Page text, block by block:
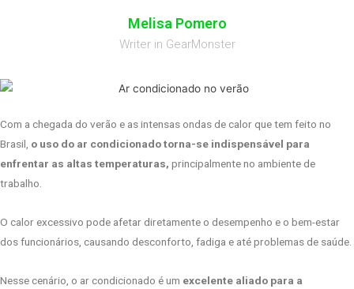
Melisa Pomero
Writer in GearMonster
Com a chegada do verão e as intensas ondas de calor que tem feito no
Brasil, o uso do ar condicionado torna-se indispensável para
enfrentar as altas temperaturas, principalmente no ambiente de
trabalho.
O calor excessivo pode afetar diretamente o desempenho e o bem-estar
dos funcionários, causando desconforto, fadiga e até problemas de saúde.
Nesse cenário, o ar condicionado é um excelente aliado para a